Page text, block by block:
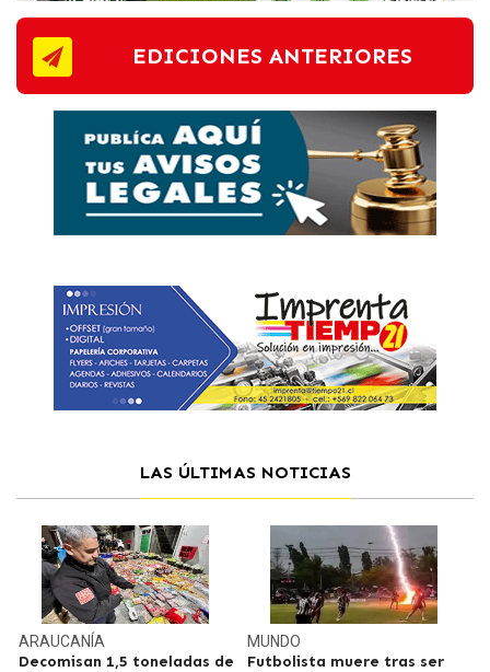
EDICIONES ANTERIORES
LAS ÚLTIMAS NOTICIAS
ARAUCANÍA
Decomisan 1,5 toneladas de
MUNDO
Futbolista muere tras ser